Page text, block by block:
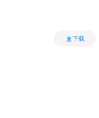
下载